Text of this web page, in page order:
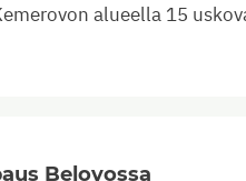
alueella 15
Belovossa